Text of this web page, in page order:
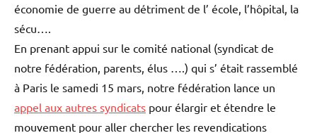
économie de guerre au détriment de l’ école, l’hôpital, la
sécu….
En prenant appui sur le comité national (syndicat de
notre fédération, parents, élus ….) qui s’ était rassemblé
à Paris le samedi 15 mars, notre fédération lance un
appel aux autres syndicats pour élargir et étendre le
mouvement pour aller chercher les revendications